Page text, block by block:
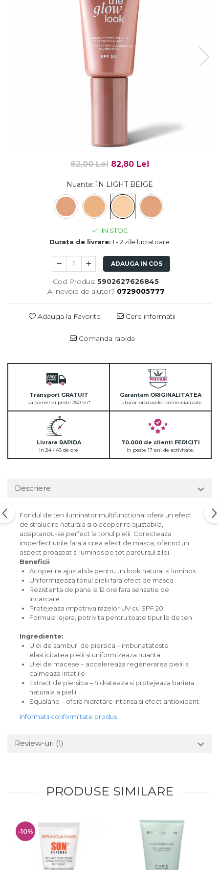
Pensule Profesionale
PALETE PROFESIONALE
92,00 Lei 82,80 Lei
Nuanta: 1N LIGHT BEIGE
IN STOC
Durata de livrare: 1 - 2 zile lucratoare
ADAUGA IN COS
Cod Produs: 5902627626845
Ai nevoie de ajutor? 0729005777
Adauga la Favorite Cere informatii
Comanda rapida
Transport GRATUIT
La comenzi peste 250 lei*
Garantam ORIGINALITATEA
Tuturor produselor comercializate
Livrare RAPIDA
in 24 / 48 de ore
70.000 de clienti FERICITI
in peste 17 ani de activitate.
Descriere
Fondul de ten iluminator multifunctional ofera un efect
de stralucire naturala si o acoperire ajustabila,
adaptandu-se perfect la tonul pielii. Corecteaza
imperfectiunile fara a crea efect de masca, oferind un
aspect proaspat si luminos pe tot parcursul zilei.
Beneficii
Acoperire ajustabila pentru un look natural si luminos
Uniformizeaza tonul pielii fara efect de masca
Rezistenta de pana la 12 ore fara senzatie de
incarcare
Protejeaza impotriva razelor UV cu SPF 20
Formula lejera, potrivita pentru toate tipurile de ten
Ingrediente:
Ulei de samburi de piersica – imbunatateste
elasticitatea pielii si uniformizeaza nuanta
Ulei de macese – accelereaza regenerarea pielii si
calmeaza iritatiile
Extract de piersica – hidrateaza si protejeaza bariera
naturala a pielii
Squalane – ofera hidratare intensa si efect antioxidant
Informatii conformitate produs
Review-uri (1)
PRODUSE SIMILARE
-10%